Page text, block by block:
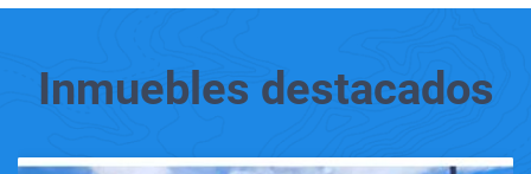
Inmuebles destacados